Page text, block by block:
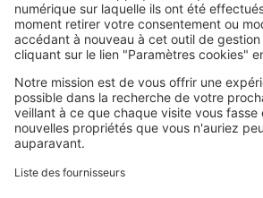
SeLoger c'est aussi
Retrouvez-nous sur ...